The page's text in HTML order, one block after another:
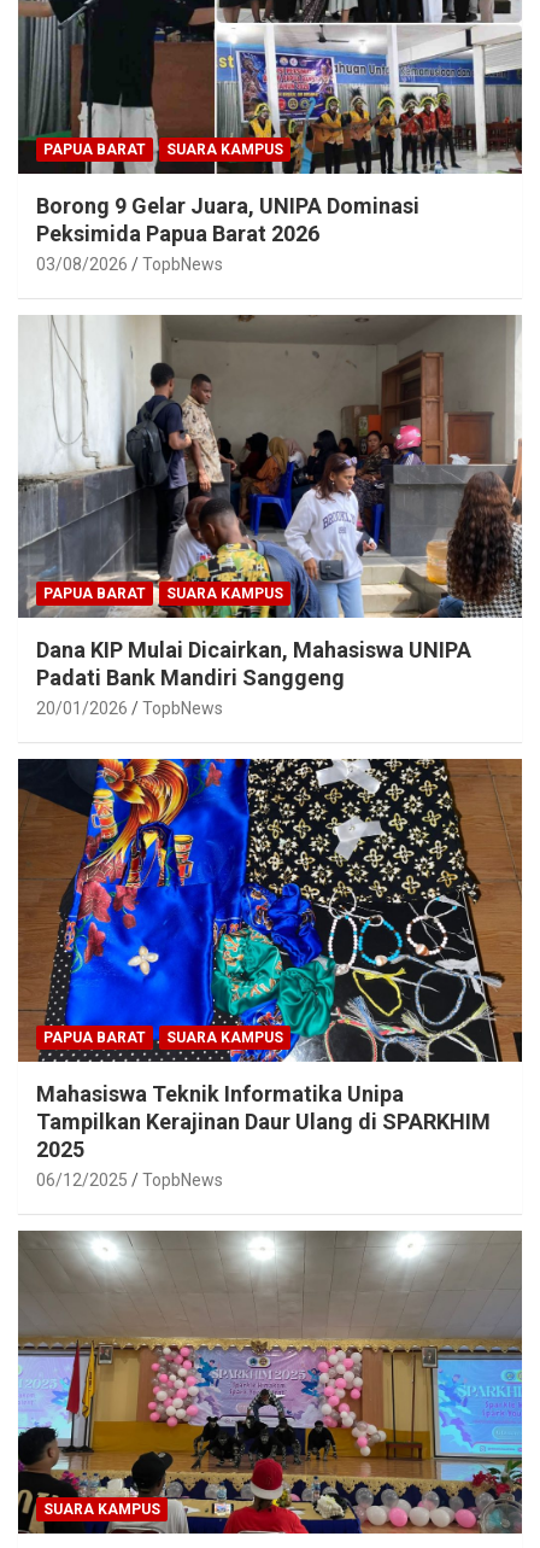
PAPUA BARAT SUARA KAMPUS
Borong 9 Gelar Juara, UNIPA Dominasi
Peksimida Papua Barat 2026
03/08/2026 TopbNews
PAPUA BARAT SUARA KAMPUS
Dana KIP Mulai Dicairkan, Mahasiswa UNIPA
Padati Bank Mandiri Sanggeng
20/01/2026 TopbNews
PAPUA BARAT SUARA KAMPUS
Mahasiswa Teknik Informatika Unipa
Tampilkan Kerajinan Daur Ulang di SPARKHIM
2025
06/12/2025 TopbNews
SUARA KAMPUS